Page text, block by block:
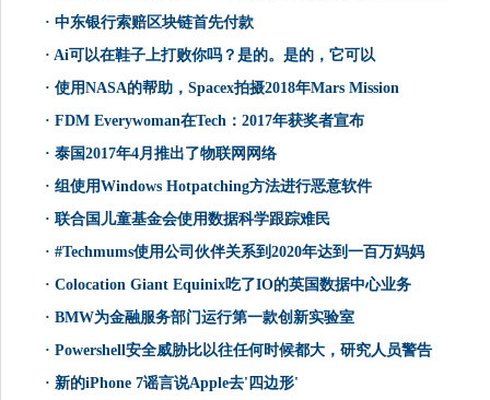
· 中东银行索赔区块链首先付款
· Ai可以在鞋子上打败你吗？是的。是的，它可以
· 使用NASA的帮助，Spacex拍摄2018年Mars Mission
· FDM Everywoman在Tech：2017年获奖者宣布
· 泰国2017年4月推出了物联网网络
· 组使用Windows Hotpatching方法进行恶意软件
· 联合国儿童基金会使用数据科学跟踪难民
· #Techmums使用公司伙伴关系到2020年达到一百万妈妈
· Colocation Giant Equinix吃了IO的英国数据中心业务
· BMW为金融服务部门运行第一款创新实验室
· Powershell安全威胁比以往任何时候都大，研究人员警告
· 新的iPhone 7谣言说Apple去'四边形'